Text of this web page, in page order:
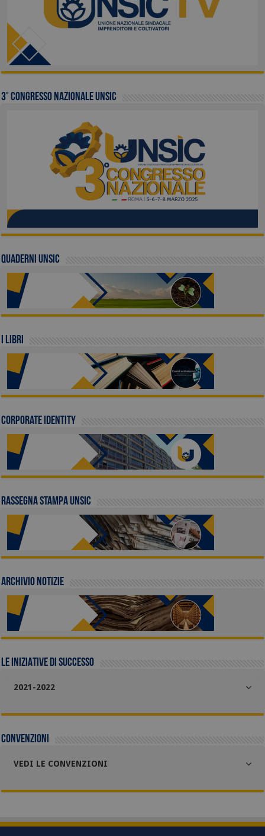
3° Congresso Nazionale UNSIC
QUADERNI UNSIC
I LIBRI
Corporate identity
Rassegna stampa UNSIC
Archivio Notizie
LE INIZIATIVE DI SUCCESSO
2021-2022
Convenzioni
VEDI LE CONVENZIONI